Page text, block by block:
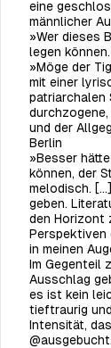
eine
männlicher
»Wer dieses
legen
»Möge der
mit einer
patriarchalen
und der
Berlin
»Besser
können, der
melodisch.
geben.
den Horizont
Perspektiven
in meinen
Im Gegenteil
Ausschlag
es ist kein
tieftraurig
Intensität,